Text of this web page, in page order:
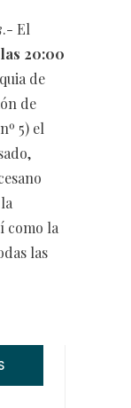
.- El
20:00
de
de
5) el
como la
las